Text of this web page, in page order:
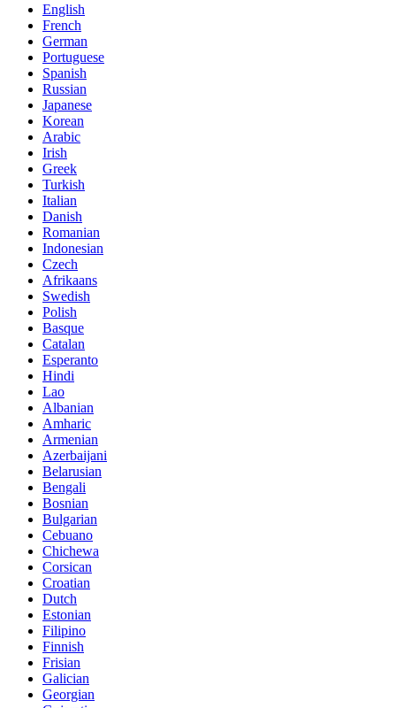
English
French
German
Portuguese
Spanish
Russian
Japanese
Korean
Arabic
Irish
Greek
Turkish
Italian
Danish
Romanian
Indonesian
Czech
Afrikaans
Swedish
Polish
Basque
Catalan
Esperanto
Hindi
Lao
Albanian
Amharic
Armenian
Azerbaijani
Belarusian
Bengali
Bosnian
Bulgarian
Cebuano
Chichewa
Corsican
Croatian
Dutch
Estonian
Filipino
Finnish
Frisian
Galician
Georgian